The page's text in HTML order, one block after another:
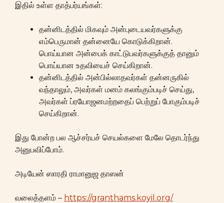
இதில் உள்ள தாத்பர்யங்கள்:
தன்னிடத்தில் மிகவும் அன்புடையவர்களுக்கு
எம்பெருமான் தன்னையே கொடுக்கிறான்.
பொய்யான அன்பைக் காட்டுபவர்களுக்குத் தானும்
பொய்யான உதவியைச் செய்கிறான்.
தன்னிடத்தில் அன்பில்லாதவர்கள் தன்னருகில்
வந்தாலும், அவர்கள் மனம் கலங்கும்படிச் செய்து,
அவர்கள் ப்ரயோஜனமற்றதைப் பெற்றுப் போகும்படிச்
செய்கிறான்.
இது போன்ற பல ஆச்சர்யச் செயல்களை மேலே தொடர்ந்து
அனுபவிப்போம்.
அடியேன் ஸாரதி ராமானுஜ தாஸன்
வலைத்தளம் – https://granthams.koyil.org/